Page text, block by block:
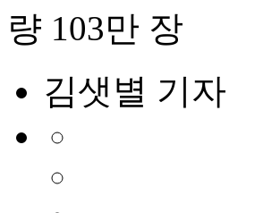
량 103만 장
김샛별 기자